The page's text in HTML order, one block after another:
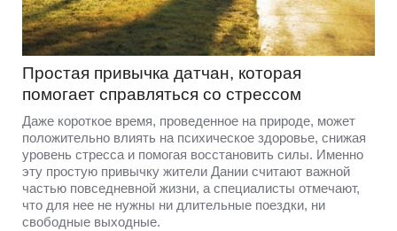
Простая привычка датчан, которая
помогает справляться со стрессом
Даже короткое время, проведенное на природе, может
положительно влиять на психическое здоровье, снижая
уровень стресса и помогая восстановить силы. Именно
эту простую привычку жители Дании считают важной
частью повседневной жизни, а специалисты отмечают,
что для нее не нужны ни длительные поездки, ни
свободные выходные.